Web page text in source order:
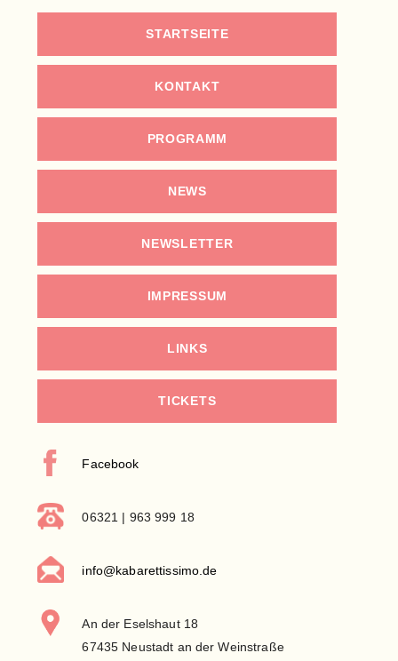
STARTSEITE
KONTAKT
PROGRAMM
NEWS
NEWSLETTER
IMPRESSUM
LINKS
TICKETS
Facebook
06321 | 963 999 18
info@kabarettissimo.de
An der Eselshaut 18
67435 Neustadt an der Weinstraße